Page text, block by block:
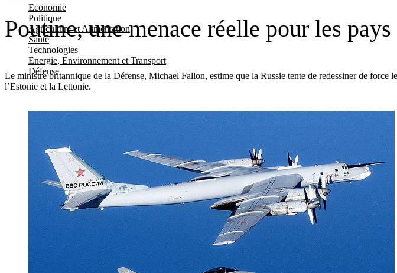
Economie
Politique
Agriculture et Alimentation
Santé
Technologies
Energie, Environnement et Transport
Défense
Poutine, une menace réelle pour les
Le ministre britannique de la Défense, Michael Fallon, estime que la Russie tente de redessiner de
l’Estonie et la Lettonie.